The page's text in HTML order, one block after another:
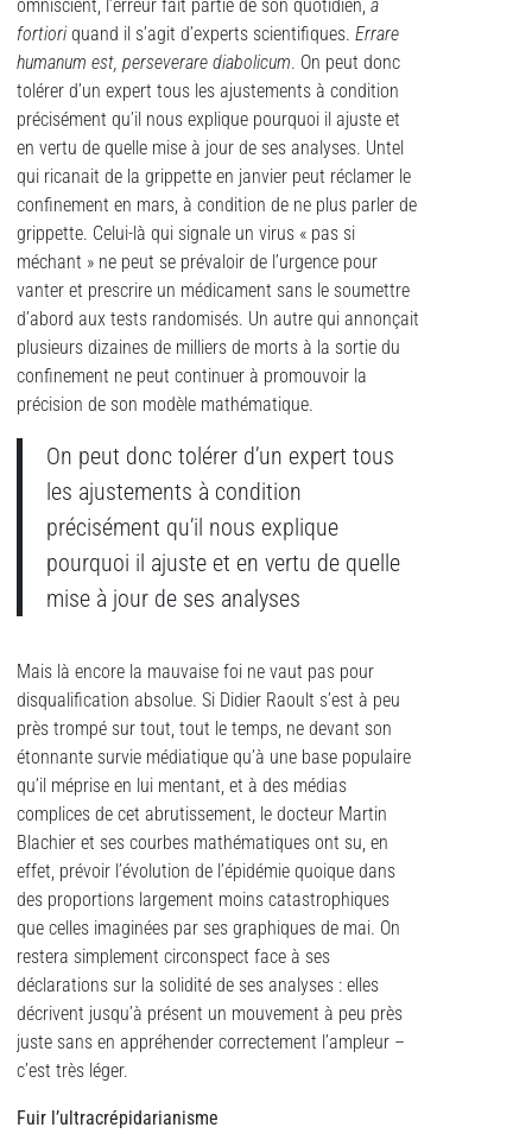
omniscient, l’erreur fait partie de son quotidien, a
fortioriquand il s’agit d’experts scientifiques. Errare
humanum est, perseverare diabolicum. On peut donc
tolérer d’un expert tous les ajustements à condition
précisément qu’il nous explique pourquoi il ajuste et
en vertu de quelle mise à jour de ses analyses. Untel
qui ricanait de la grippette en janvier peut réclamer le
confinement en mars, à condition de ne plus parler de
grippette. Celui-là qui signale un virus « pas si
méchant » ne peut se prévaloir de l’urgence pour
vanter et prescrire un médicament sans le soumettre
d’abord aux tests randomisés. Un autre qui annonçait
plusieurs dizaines de milliers de morts à la sortie du
confinement ne peut continuer à promouvoir la
précision de son modèle mathématique.
On peut donc tolérer d’un expert tous
les ajustements à condition
précisément qu’il nous explique
pourquoi il ajuste et en vertu de quelle
mise à jour de ses analyses
Mais là encore la mauvaise foi ne vaut pas pour
disqualification absolue. Si Didier Raoult s’est à peu
près trompé sur tout, tout le temps, ne devant son
étonnante survie médiatique qu’à une base populaire
qu’il méprise en lui mentant, et à des médias
complices de cet abrutissement, le docteur Martin
Blachier et ses courbes mathématiques ont su, en
effet, prévoir l’évolution de l’épidémie quoique dans
des proportions largement moins catastrophiques
que celles imaginées par ses graphiques de mai. On
restera simplement circonspect face à ses
déclarations sur la solidité de ses analyses : elles
décrivent jusqu’à présent un mouvement à peu près
juste sans en appréhender correctement l’ampleur –
c’est très léger.
Fuir l’ultracrépidarianisme